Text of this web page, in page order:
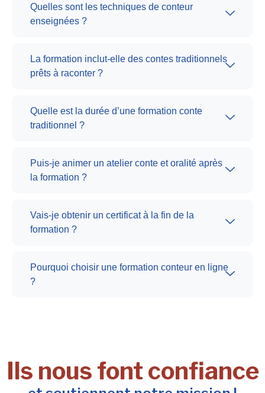
Quelles sont les techniques de conteur
enseignées ?
La formation inclut-elle des contes traditionnels
prêts à raconter ?
Quelle est la durée d’une formation conte
traditionnel ?
Puis-je animer un atelier conte et oralité après
la formation ?
Vais-je obtenir un certificat à la fin de la
formation ?
Pourquoi choisir une formation conteur en ligne
?
Ils nous font confiance